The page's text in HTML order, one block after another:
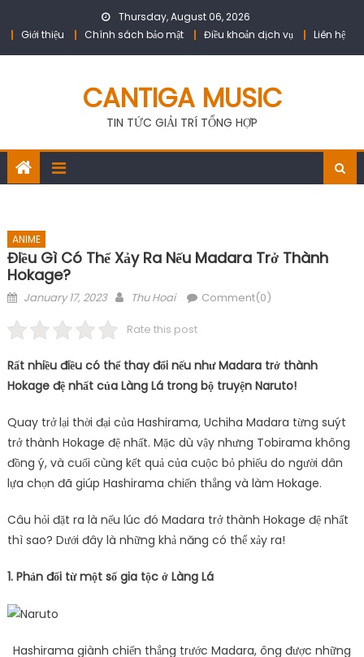
Thursday, August 06, 2026
Giới thiệu
Chính sách bảo mật Điều khoản dịch vụ Liên hệ
CANTIGA MUSIC
TIN TỨC GIẢI TRÍ TỔNG HỢP
ANIME
Điều Gì Có Thể Xảy Ra Nếu Madara Trở Thành
Hokage?
Posted
January 17, 2023 Author
Thu Hoai Comment(0)
Rate this post
Rất nhiều điều có thể thay đổi nếu như Madara trở thành
Hokage đệ nhất của Làng Lá trong bộ truyện Naruto!
Quay trở lại thời đại của Hashirama, Uchiha Madara từng suýt
trở thành Hokage đệ nhất. Mặc dù vậy nhưng Tobirama không
đồng ý, và cuối cùng kết quả của cuộc bỏ phiếu do người dân
lựa chọn đã giúp Hashirama chiến thắng và làm Hokage.
Câu hỏi đặt ra là nếu lúc đó Madara trở thành Hokage đệ nhất
thì sao? Dưới đây là những khả năng có thể xảy ra!
1. Phản đối từ một số gia tộc ở Làng Lá
Hashirama giành chiến thắng trước Madara, ông được những